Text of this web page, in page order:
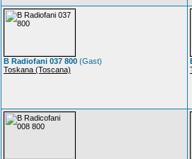
B Radiofani 037 800 (Gast)
Toskana (Toscana)